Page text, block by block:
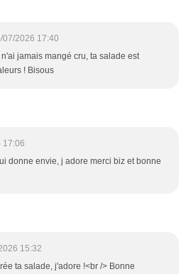
07/2026 17:40
jamais mangé cru, ta salade est
! Bisous
17:06
donne envie, j adore merci biz et bonne
15:32
ta salade, j'adore !<br /> Bonne